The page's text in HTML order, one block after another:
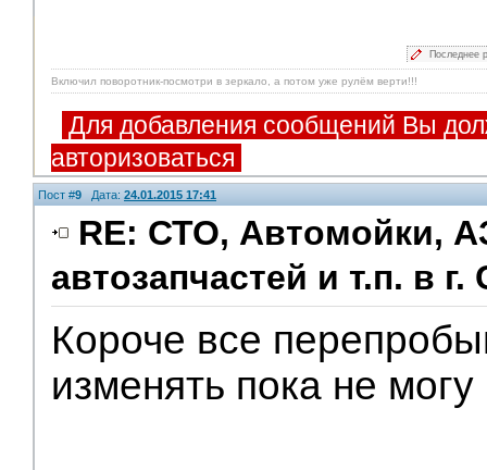
Последнее
Включил поворотник-посмотри в зеркало, а потом уже рулём верти!!!
Для добавления сообщений Вы
авторизоваться
Пост #9 Дата: 24.01.2015 17:41
RE: СТО, Автомойки,
автозапчастей и т.п. в г.
Короче все
изменять пока не
Помощники